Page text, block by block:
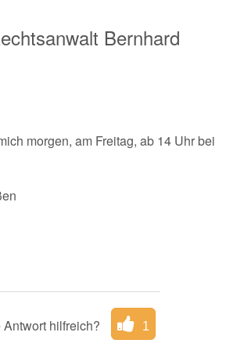
Bernhard
morgen, am Freitag, ab 14 Uhr bei
Antwort hilfreich? 1